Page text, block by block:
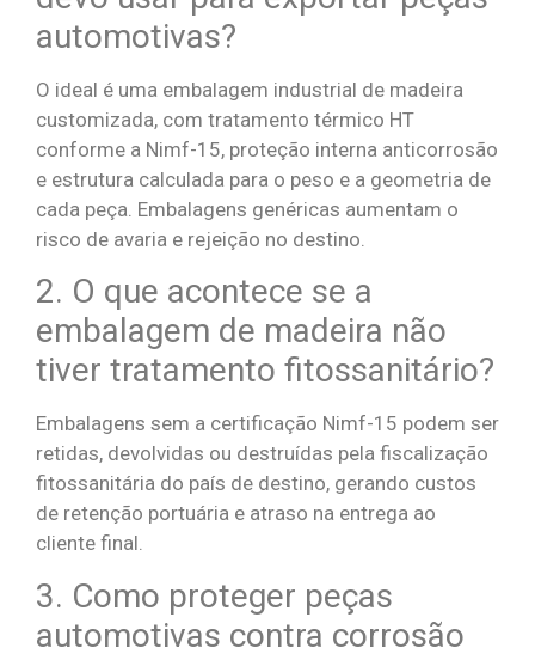
automotivas?
O ideal é uma embalagem industrial de madeira
customizada, com tratamento térmico HT
conforme a Nimf-15, proteção interna anticorrosão
e estrutura calculada para o peso e a geometria de
cada peça. Embalagens genéricas aumentam o
risco de avaria e rejeição no destino.
2. O que acontece se a
embalagem de madeira não
tiver tratamento fitossanitário?
Embalagens sem a certificação Nimf-15 podem ser
retidas, devolvidas ou destruídas pela fiscalização
fitossanitária do país de destino, gerando custos
de retenção portuária e atraso na entrega ao
cliente final.
3. Como proteger peças
automotivas contra corrosão